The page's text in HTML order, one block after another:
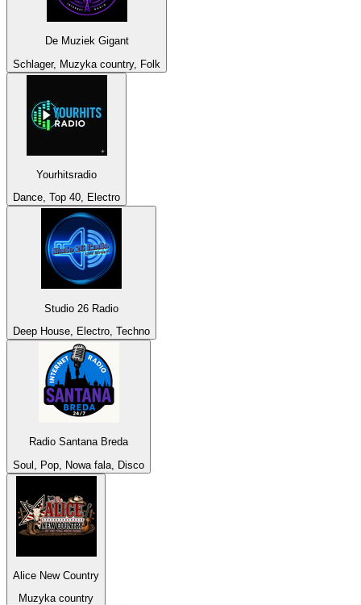
De Muziek Gigant
Schlager, Muzyka country, Folk
Yourhitsradio
Dance, Top 40, Electro
Studio 26 Radio
Deep House, Electro, Techno
Radio Santana Breda
Soul, Pop, Nowa fala, Disco
Alice New Country
Muzyka country